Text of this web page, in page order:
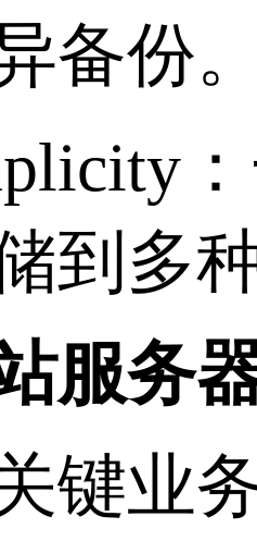
备份
：
到多
服务
业务